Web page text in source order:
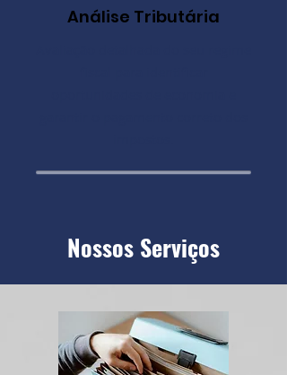
Análise Tributária
Nossos Serviços